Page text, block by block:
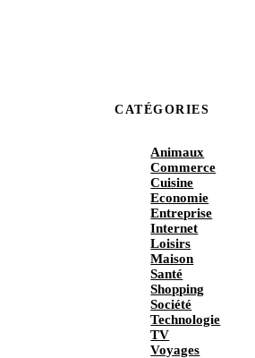
CATÉGORIES
Animaux
Commerce
Cuisine
Economie
Entreprise
Internet
Loisirs
Maison
Santé
Shopping
Société
Technologie
TV
Voyages